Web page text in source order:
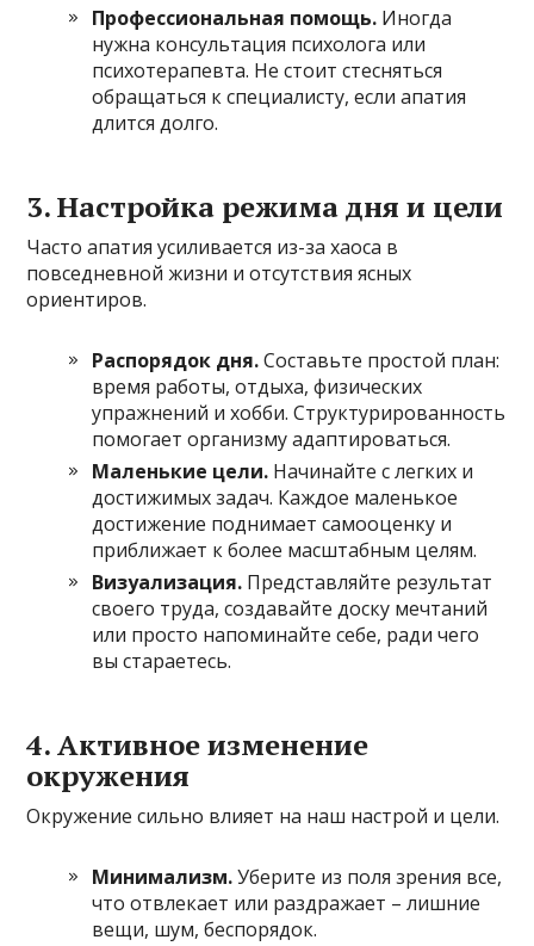
Профессиональная помощь. Иногда
нужна консультация психолога или
психотерапевта. Не стоит стесняться
обращаться к специалисту, если апатия
длится долго.
3. Настройка режима дня и цели
Часто апатия усиливается из-за хаоса в
повседневной жизни и отсутствия ясных
ориентиров.
Распорядок дня.Составьте простой план:
время работы, отдыха, физических
упражнений и хобби. Структурированность
помогает организму адаптироваться.
Маленькие цели. Начинайте с легких и
достижимых задач. Каждое маленькое
достижение поднимает самооценку и
приближает к более масштабным целям.
Визуализация. Представляйте результат
своего труда, создавайте доску мечтаний
или просто напоминайте себе, ради чего
вы стараетесь.
4. Активное изменение
окружения
Окружение сильно влияет на наш настрой и цели.
Минимализм.Уберите из поля зрения все,
что отвлекает или раздражает – лишние
вещи, шум, беспорядок.